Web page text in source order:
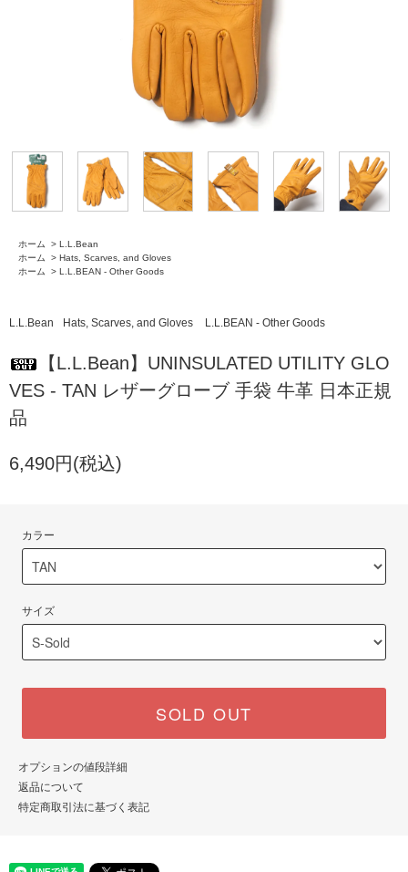
ホーム > L.L.Bean
ホーム
> Hats, Scarves, and Gloves
ホーム
> L.L.BEAN - Other Goods
L.L.Bean Hats, Scarves, and Gloves L.L.BEAN - Other Goods
【L.L.Bean】UNINSULATED UTILITY GLO
VES - TAN レザーグローブ 手袋 牛革 日本正規
品
6,490円(税込)
カラー
サイズ
SOLD OUT
オプションの値段詳細
返品について
特定商取引法に基づく表記